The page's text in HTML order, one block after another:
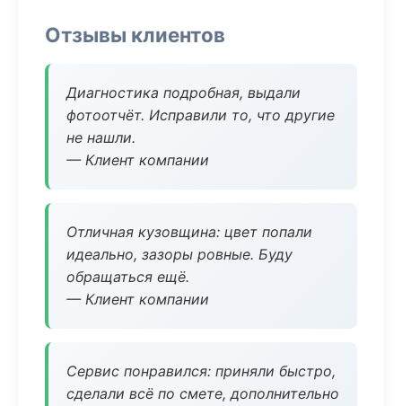
Отзывы клиентов
Диагностика подробная, выдали
фотоотчёт. Исправили то, что другие
не нашли.
— Клиент компании
Отличная кузовщина: цвет попали
идеально, зазоры ровные. Буду
обращаться ещё.
— Клиент компании
Сервис понравился: приняли быстро,
сделали всё по смете, дополнительно